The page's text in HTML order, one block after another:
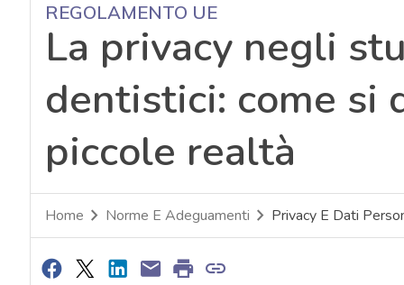
REGOLAMENTO UE
La privacy negli
dentistici: come si
piccole realtà
Home Norme E Adeguamenti Privacy E Dati